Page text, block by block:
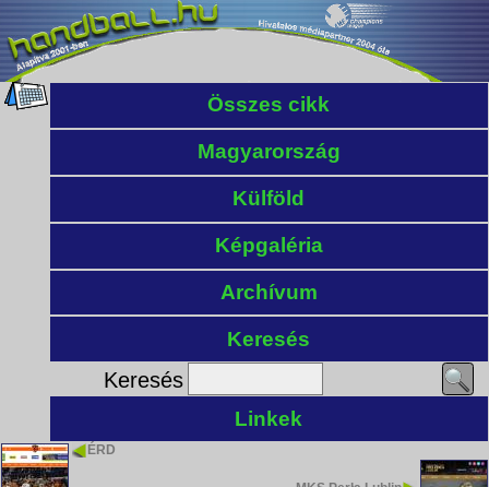
Összes cikk
Magyarország
Külföld
Képgaléria
Archívum
Keresés
Keresés
Linkek
ÉRD